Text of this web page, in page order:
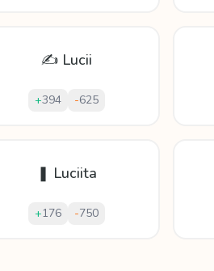
✍ Lucii
+394 -625
❚ Luciita
+176 -750